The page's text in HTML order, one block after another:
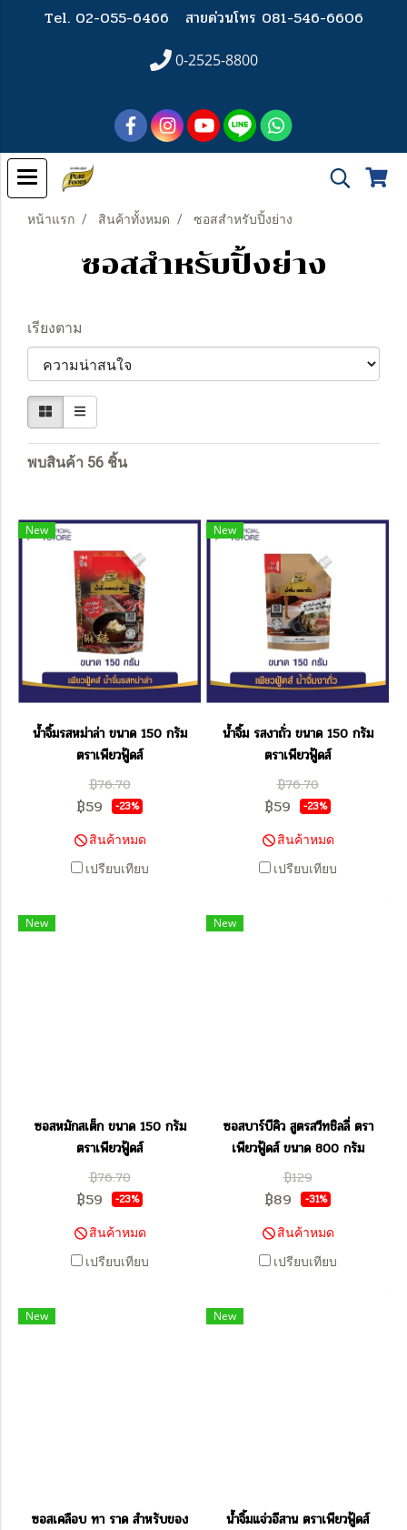
Tel. 02-055-6466 สายด่วนโทร 081-546-6606
0-2525-8800
หน้าแรก สินค้าทั้งหมด ซอสสำหรับปิ้งย่าง
ซอสสำหรับปิ้งย่าง
เรียงตาม
พบสินค้า 56 ชิ้น
New
น้ำจิ้มรสหม่าล่า ขนาด 150 กรัม
ตราเพียวฟู้ดส์
฿76.70
฿59 -23%
สินค้าหมด
เปรียบเทียบ
New
น้ำจิ้ม รสงาถั่ว ขนาด 150 กรัม
ตราเพียวฟู้ดส์
฿76.70
฿59 -23%
สินค้าหมด
เปรียบเทียบ
New
ซอสหมักสเต็ก ขนาด 150 กรัม
ตราเพียวฟู้ดส์
฿76.70
฿59 -23%
สินค้าหมด
เปรียบเทียบ
New
ซอสบาร์บีคิว สูตรสวีทชิลลี่ ตรา
เพียวฟู้ดส์ ขนาด 800 กรัม
฿129
฿89 -31%
สินค้าหมด
เปรียบเทียบ
New
ซอสเคลือบ ทา ราด สำหรับของ
New
น้ำจิ้มแจ่วอีสาน ตราเพียวฟู้ดส์